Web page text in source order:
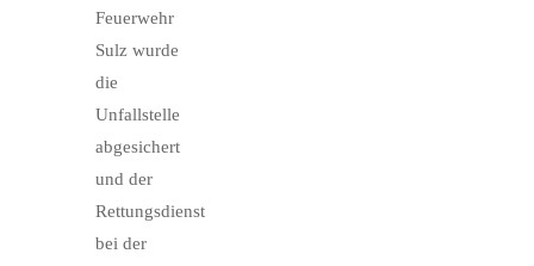
Feuerwehr
Sulz wurde
die
Unfallstelle
abgesichert
und der
Rettungsdienst
bei der